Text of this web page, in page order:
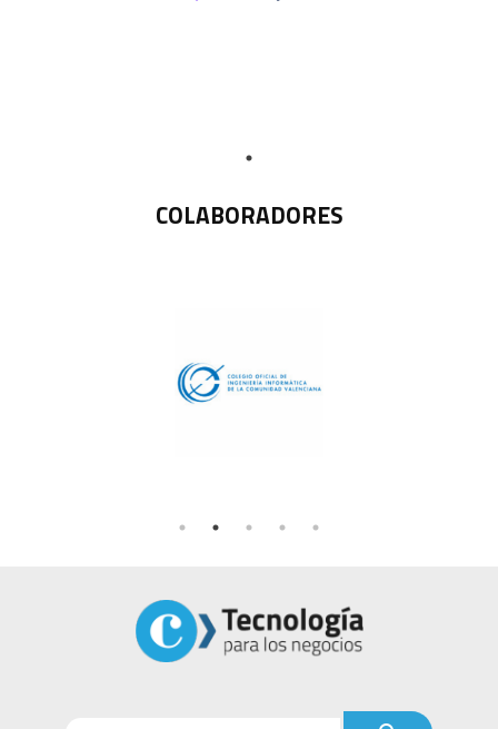
COLABORADORES